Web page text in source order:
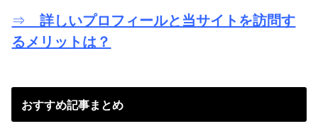
⇒詳しいプロフィールと当サイトを訪問す
るメリットは？
おすすめ記事まとめ